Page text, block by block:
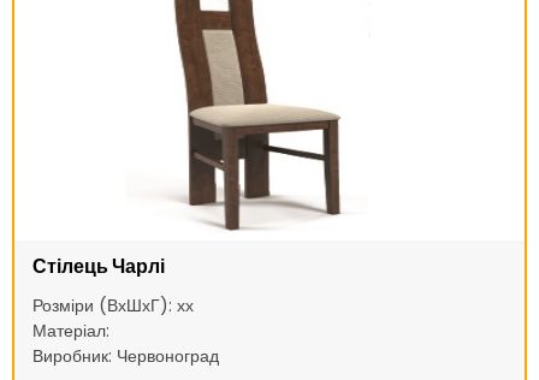
Стілець Чарлі
Розміри (ВхШхГ): хх
Матеріал:
Виробник: Червоноград